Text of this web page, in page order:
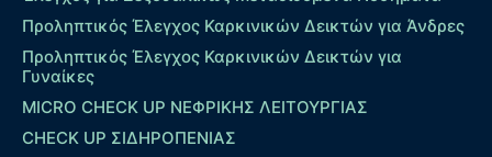
Προληπτικός Έλεγχος Καρκινικών Δεικτών για Άνδρες
Προληπτικός Έλεγχος Καρκινικών Δεικτών για
Γυναίκες
MICRO CHECK UP ΝΕΦΡΙΚΗΣ ΛΕΙΤΟΥΡΓΙΑΣ
CHECK UP ΣΙΔΗΡΟΠΕΝΙΑΣ